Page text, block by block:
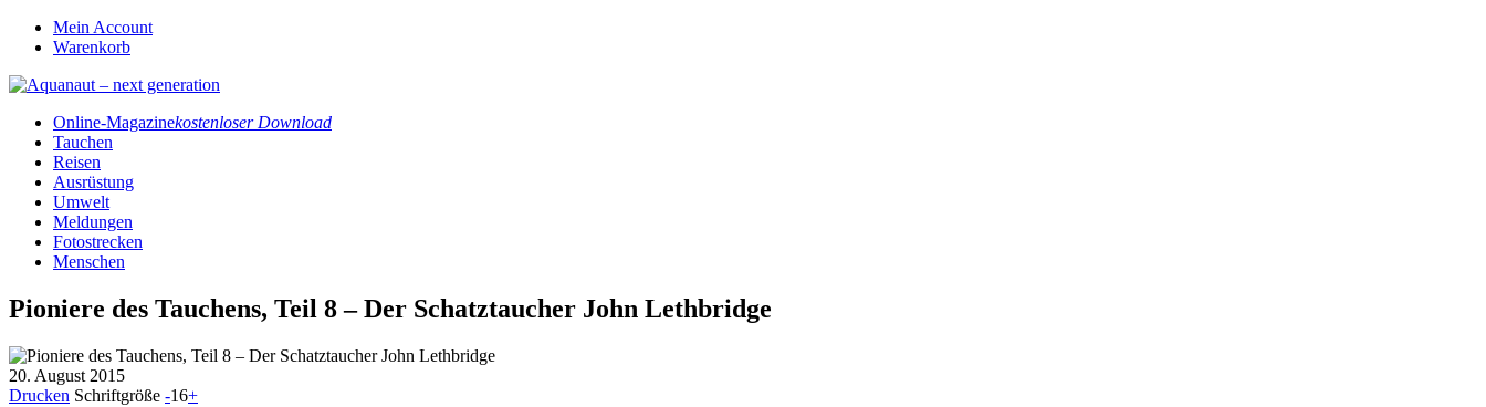
Mein Account
Warenkorb
Online-Magazinekostenloser Download
Tauchen
Reisen
Ausrüstung
Umwelt
Meldungen
Fotostrecken
Menschen
Pioniere des Tauchens, Teil 8 – Der Schatztaucher John Lethbridge
20. August 2015
Drucken Schriftgröße -16+